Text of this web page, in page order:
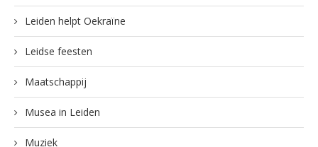
Leiden helpt Oekraïne
Leidse feesten
Maatschappij
Musea in Leiden
Muziek